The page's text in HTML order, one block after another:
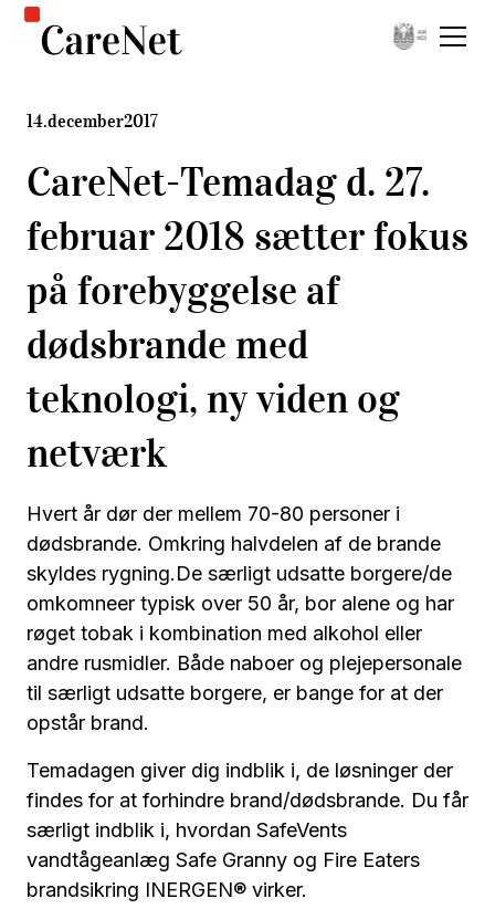
14.december2017
CareNet-Temadag d. 27.
februar 2018 sætter fokus
på forebyggelse af
dødsbrande med
teknologi, ny viden og
netværk
Hvert år dør der mellem 70-80 personer i
dødsbrande. Omkring halvdelen af de brande
skyldes rygning.De særligt udsatte borgere/de
omkomneer typisk over 50 år, bor alene og har
røget tobak i kombination med alkohol eller
andre rusmidler. Både naboer og plejepersonale
til særligt udsatte borgere, er bange for at der
opstår brand.
Temadagen giver dig indblik i, de løsninger der
findes for at forhindre brand/dødsbrande. Du får
særligt indblik i, hvordan SafeVents
vandtågeanlæg Safe Granny og Fire Eaters
brandsikring INERGEN® virker.